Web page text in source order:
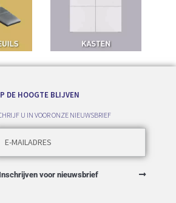
DE HOOGTE BLIJVEN
U IN VOOR ONZE NIEUWSBRIEF
Inschrijven voor nieuwsbrief